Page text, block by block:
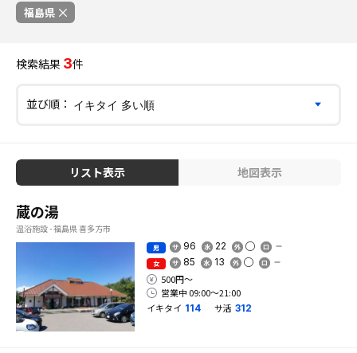
福島県
検索結果 3件
並び順：
リスト表示 地図表示
蔵の湯
温浴施設 - 福島県 喜多方市
男 96 22
女 85 13
500円〜
営業中 09:00〜21:00
イキタイ 114 サ活 312